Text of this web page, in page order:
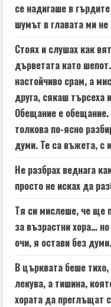
се надигаше в
шумът в главата ми
Стоях и слушах как
дърветата като
настойчиво срам, а
друга, сякаш търсеха
Обещание е обещание.
толкова по-ясно
думи. Те са въжета, с
Не разбрах веднага
просто не исках да
Тя си мислеше, че ще
за възрастни хора…
очи, я остави без думи.
В църквата беше
лекува, а тишина,
хората да преглъщат